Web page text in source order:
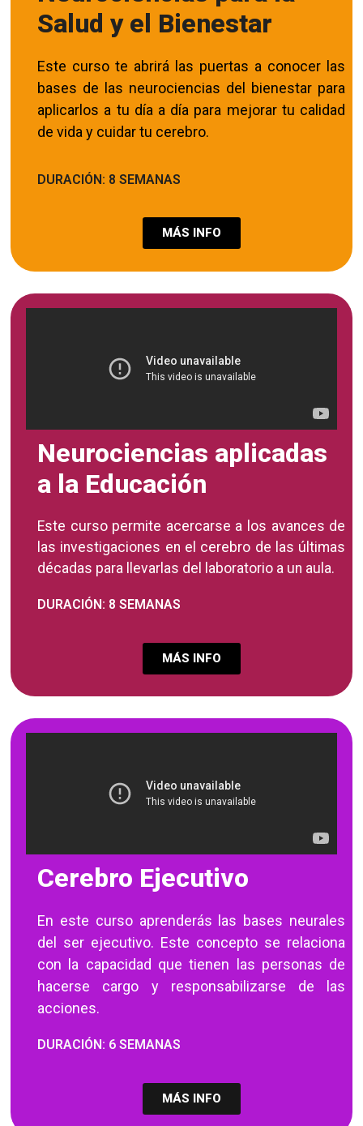
Salud y el Bienestar
Este curso te abrirá las puertas a conocer las
bases de las neurociencias del bienestar para
aplicarlos a tu día a día para mejorar tu calidad
de vida y cuidar tu cerebro.
DURACIÓN: 8 SEMANAS
MÁS INFO
Neurociencias aplicadas
a la Educación
Este curso permite acercarse a los avances de
las investigaciones en el cerebro de las últimas
décadas para llevarlas del laboratorio a un aula.
DURACIÓN: 8 SEMANAS
MÁS INFO
Cerebro Ejecutivo
En este curso aprenderás las bases neurales
del ser ejecutivo. Este concepto se relaciona
con la capacidad que tienen las personas de
hacerse cargo y responsabilizarse de las
acciones.
DURACIÓN: 6 SEMANAS
MÁS INFO